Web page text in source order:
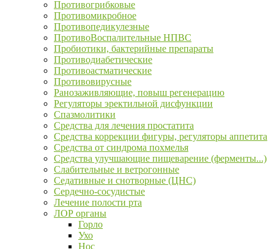
Противогрибковые
Противомикробное
Противопедикулезные
ПротивоВоспалительные НПВС
Пробиотики, бактерийные препараты
Противодиабетические
Противоастматические
Противовирусные
Ранозаживляющие, повыш регенерацию
Регуляторы эректильной дисфункции
Спазмолитики
Средства для лечения простатита
Средства коррекции фигуры, регуляторы аппетита
Средства от синдрома похмелья
Средства улучшающие пищеварение (ферменты...)
Слабительные и ветрогонные
Седативные и снотворные (ЦНС)
Сердечно-сосудистые
Лечение полости рта
ЛОР органы
Горло
Ухо
Нос